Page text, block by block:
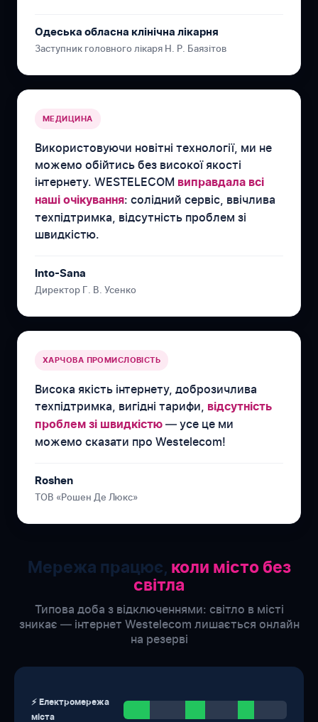
Одеська обласна клінічна лікарня
Заступник головного лікаря Н. Р. Баязітов
МЕДИЦИНА
Використовуючи новітні технології, ми не
можемо обійтись без високої якості
інтернету. WESTELECOM виправдала всі
наші очікування: солідний сервіс, ввічлива
техпідтримка, відсутність проблем зі
швидкістю.
Into-Sana
Директор Г. В. Усенко
ХАРЧОВА ПРОМИСЛОВІСТЬ
Висока якість інтернету, доброзичлива
техпідтримка, вигідні тарифи, відсутність
проблем зі швидкістю — усе це ми
можемо сказати про Westelecom!
Roshen
ТОВ «Рошен Де Люкс»
Мережа працює, коли місто без
світла
Типова доба з відключеннями: світло в місті
зникає — інтернет Westelecom лишається онлайн
на резерві
⚡ Електромережа
міста